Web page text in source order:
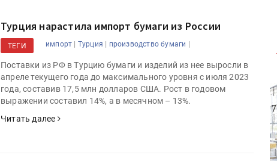
Турция нарастила импорт бумаги из России
ТЕГИ импорт | Турция | производство бумаги |
Поставки из РФ в Турцию бумаги и изделий из нее выросли в
апреле текущего года до максимального уровня с июля 2023
года, составив 17,5 млн долларов США. Рост в годовом
выражении составил 14%, а в месячном – 13%.
Читать далее